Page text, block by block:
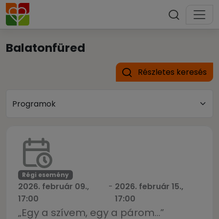
Balatonfüred
Részletes keresés
Régi esemény
2026. február 09.,
17:00
- 2026. február 15.,
17:00
„Egy a szívem, egy a párom…”